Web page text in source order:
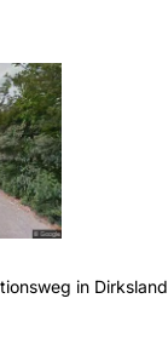
in Dirksland